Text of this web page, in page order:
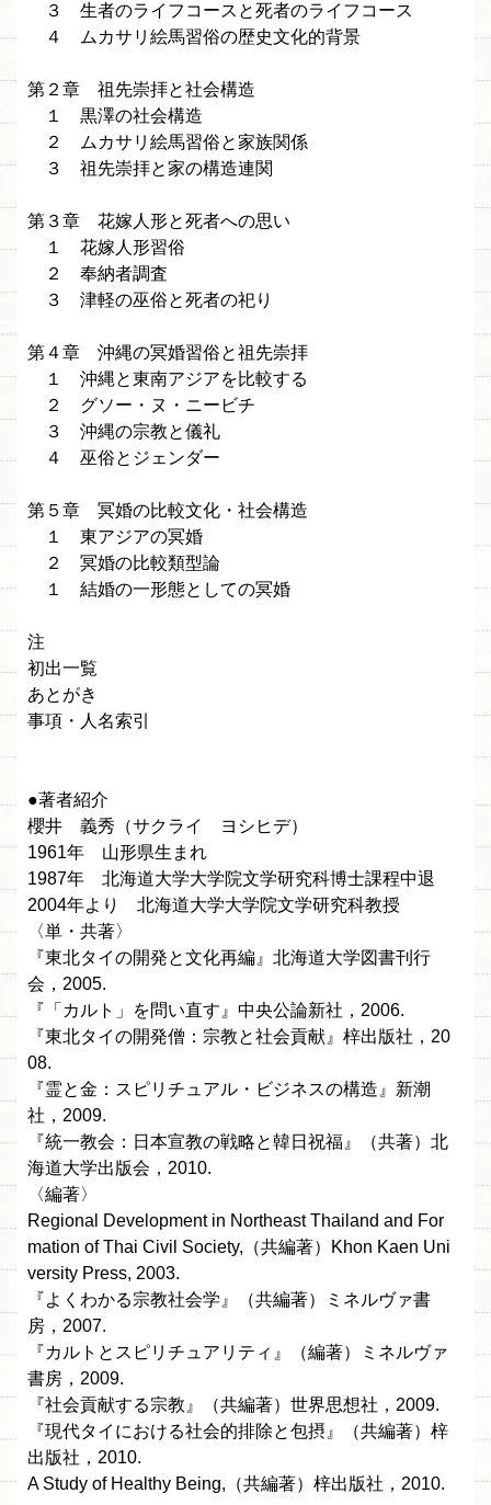
３ 生者のライフコースと死者のライフコース
４ ムカサリ絵馬習俗の歴史文化的背景
第２章 祖先崇拝と社会構造
１ 黒澤の社会構造
２ ムカサリ絵馬習俗と家族関係
３ 祖先崇拝と家の構造連関
第３章 花嫁人形と死者への思い
１ 花嫁人形習俗
２ 奉納者調査
３ 津軽の巫俗と死者の祀り
第４章 沖縄の冥婚習俗と祖先崇拝
１ 沖縄と東南アジアを比較する
２ グソー・ヌ・ニービチ
３ 沖縄の宗教と儀礼
４ 巫俗とジェンダー
第５章 冥婚の比較文化・社会構造
１ 東アジアの冥婚
２ 冥婚の比較類型論
１ 結婚の一形態としての冥婚
注
初出一覧
あとがき
事項・人名索引
●著者紹介
櫻井 義秀（サクライ ヨシヒデ）
1961年 山形県生まれ
1987年 北海道大学大学院文学研究科博士課程中退
2004年より 北海道大学大学院文学研究科教授
〈単・共著〉
『東北タイの開発と文化再編』北海道大学図書刊行
会，2005.
『「カルト」を問い直す』中央公論新社，2006.
『東北タイの開発僧：宗教と社会貢献』梓出版社，20
08.
『霊と金：スピリチュアル・ビジネスの構造』新潮
社，2009.
『統一教会：日本宣教の戦略と韓日祝福』（共著）北
海道大学出版会，2010.
〈編著〉
Regional Development in Northeast Thailand and For
mation of Thai Civil Society,（共編著）Khon Kaen Uni
versity Press, 2003.
『よくわかる宗教社会学』（共編著）ミネルヴァ書
房，2007.
『カルトとスピリチュアリティ』（編著）ミネルヴァ
書房，2009.
『社会貢献する宗教』（共編著）世界思想社，2009.
『現代タイにおける社会的排除と包摂』（共編著）梓
出版社，2010.
A Study of Healthy Being,（共編著）梓出版社，2010.